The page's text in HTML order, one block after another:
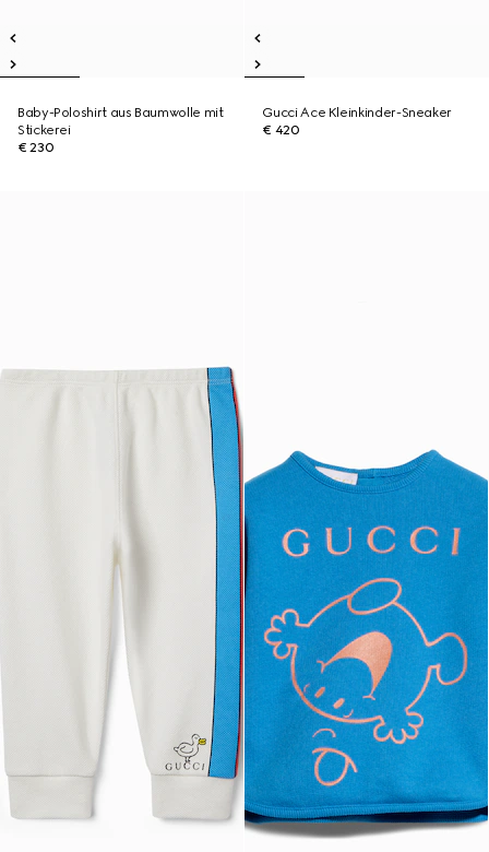
Baby-Poloshirt aus Baumwolle mit
Stickerei
€ 230
Gucci Ace Kleinkinder-Sneaker
€ 420